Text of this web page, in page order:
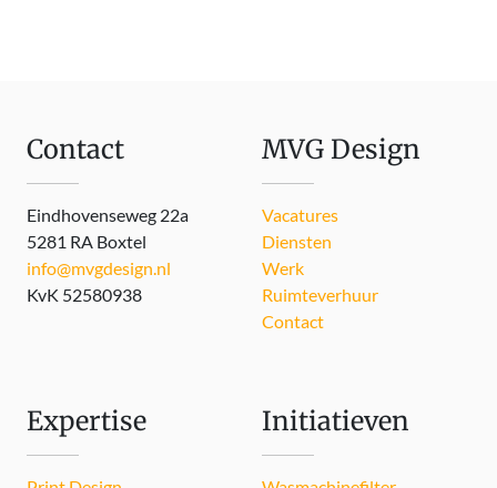
Contact
Eindhovenseweg 22a
5281 RA Boxtel
info@mvgdesign.nl
KvK 52580938
MVG Design
Vacatures
Diensten
Werk
Ruimteverhuur
Contact
Expertise Initiatieven